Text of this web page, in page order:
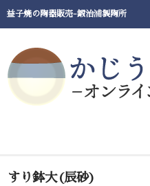
益子焼の陶器販売-鍛治浦製陶所
ホーム
すり鉢大(辰砂)